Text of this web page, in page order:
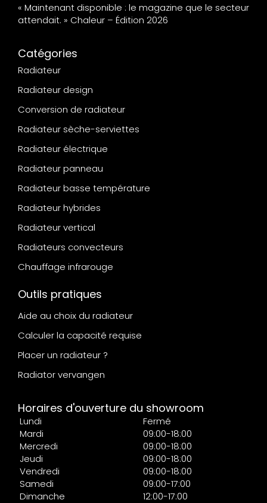
« Maintenant disponible : le magazine que le secteur
attendait. » Chaleur – Édition 2026
Catégories
Radiateur
Radiateur design
Conversion de radiateur
Radiateur sèche-serviettes
Radiateur électrique
Radiateur panneau
Radiateur basse température
Radiateur hybrides
Radiateur vertical
Radiateurs convecteurs
Chauffage infrarouge
Outils pratiques
Aide au choix du radiateur
Calculer la capacité requise
Placer un radiateur ?
Radiator vervangen
Horaires d'ouverture du showroom
Lundi
Fermé
Mardi
09:00-18:00
Mercredi
09:00-18:00
Jeudi
09:00-18:00
Vendredi
09:00-18:00
Samedi
09:00-17:00
Dimanche
12:00-17:00